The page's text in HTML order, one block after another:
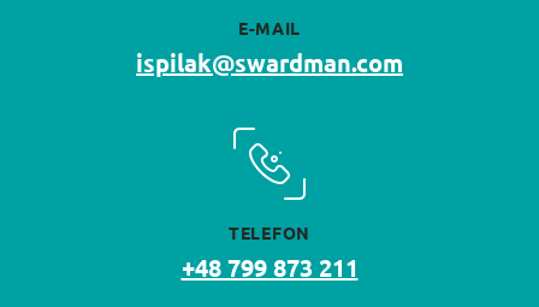
E-MAIL
ispilak@swardman.com
TELEFON
+48 799 873 211